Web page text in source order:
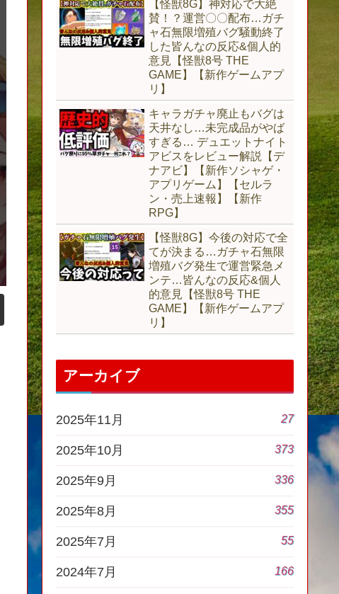
【怪獣8G】神対応で大絶
賛！？運営〇〇配布…ガチ
ャ石無限増殖バグ騒動終了
した皆んなの反応&個人的
意見【怪獣8号 THE
GAME】【新作ゲームアプ
リ】
キャラガチャ廃止もバグは
天井なし…未完成品がやば
すぎる… デュエットナイト
アビスをレビュー解説【デ
ナアビ】【新作ソシャゲ・
アプリゲーム】【セルラ
ン・売上速報】【新作
RPG】
【怪獣8G】今後の対応で全
てが決まる…ガチャ石無限
増殖バグ発生で運営緊急メ
ンテ…皆んなの反応&個人
的意見【怪獣8号 THE
GAME】【新作ゲームアプ
リ】
アーカイブ
2025年11月 27
2025年10月 373
2025年9月 336
2025年8月 355
2025年7月 55
2024年7月 166